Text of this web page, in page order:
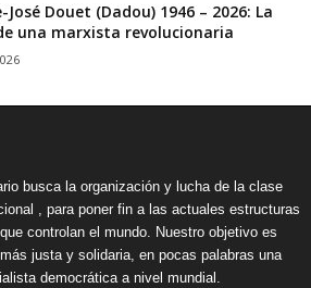
José Douet (Dadou) 1946 – 2026: La
una marxista revolucionaria
busca la organización y lucha de la clase
, para poner fin a las actuales estructuras
controlan el mundo. Nuestro objetivo es
justa y solidaria, en pocas palabras una
democrática a nivel mundial.